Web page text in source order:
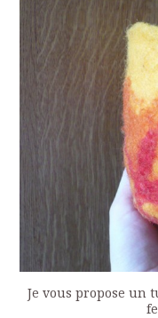
Je vous propose un